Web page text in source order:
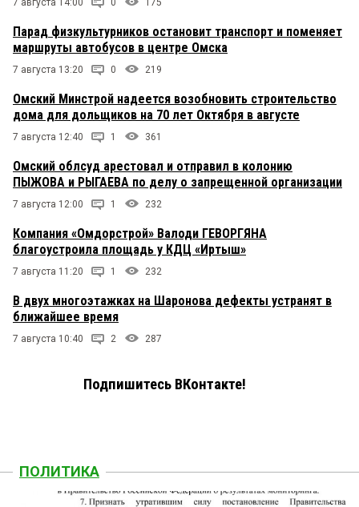
Парад физкультурников остановит транспорт и поменяет
маршруты автобусов в центре Омска
7 августа 13:20 0 219
Омский Минстрой надеется возобновить строительство
дома для дольщиков на 70 лет Октября в августе
7 августа 12:40 1 361
Омский облсуд арестовал и отправил в колонию
ПЫЖОВА и РЫГАЕВА по делу о запрещенной организации
7 августа 12:00 1 232
Компания «Омдорстрой» Валоди ГЕВОРГЯНА
благоустроила площадь у КДЦ «Иртыш»
7 августа 11:20 1 232
В двух многоэтажках на Шаронова дефекты устранят в
ближайшее время
7 августа 10:40 2 287
Подпишитесь ВКонтакте!
ПОЛИТИКА